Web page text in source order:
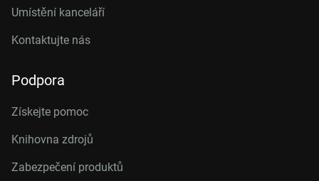
Umístění kanceláří
Kontaktujte nás
Podpora
Získejte pomoc
Knihovna zdrojů
Zabezpečení produktů